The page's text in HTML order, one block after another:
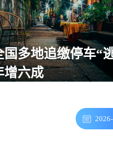
国多地追缴停车“
增六成